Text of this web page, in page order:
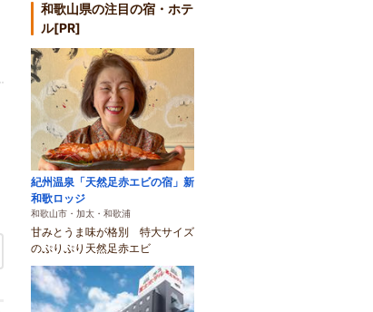
空き状況・料金を見る
和歌山県の注目の宿・ホテ
ル[PR]
紀州温泉「天然足赤エビの宿」新
和歌ロッジ
和歌山市・加太・和歌浦
甘みとうま味が格別 特大サイズ
のぷりぷり天然足赤エビ